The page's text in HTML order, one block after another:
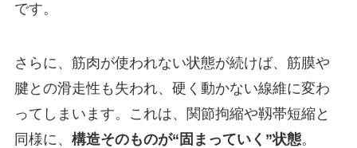
です。
さらに、筋肉が使われない状態が続けば、筋膜や
腱との滑走性も失われ、硬く動かない線維に変わ
ってしまいます。これは、関節拘縮や靱帯短縮と
同様に、 構造そのものが“固まっていく”状態。